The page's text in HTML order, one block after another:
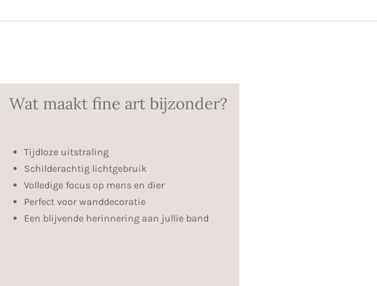
Wat maakt fine art bijzonder?
Tijdloze uitstraling
Schilderachtig lichtgebruik
Volledige focus op mens en dier
Perfect voor wanddecoratie
Een blijvende herinnering aan jullie band